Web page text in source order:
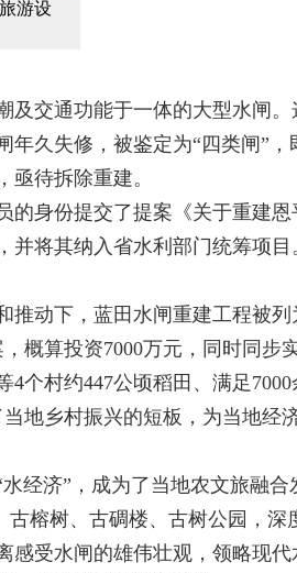
游设
交通功能于一体的大型水闸。
久失修，被鉴定为“四类闸”，
待拆除重建。
身份提交了提案《关于重建恩
将其纳入省水利部门统筹项
动下，蓝田水闸重建工程被列
概算投资7000万元，同时同步
个村约447公顷稻田、满足
地乡村振兴的短板，为当地经
济”，成为了当地农文旅融合
榕树、古碉楼、古树公园，深
受水闸的雄伟壮观，领略现